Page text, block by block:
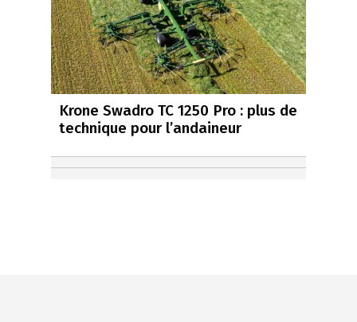
Krone Swadro TC 1250 Pro : plus de
technique pour l’andaineur